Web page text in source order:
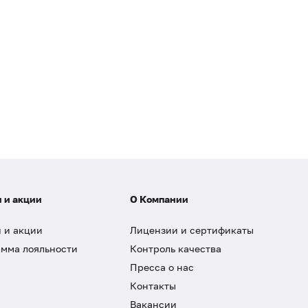
и акции
и акции
лояльности
О Компании
Лицензии и сертификаты
Контроль качества
Пресса о нас
Контакты
Вакансии